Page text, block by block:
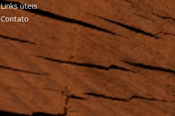
Links úteis
Contato